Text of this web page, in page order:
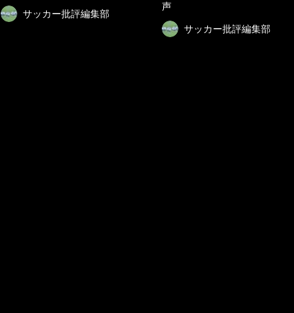
サッカー批評編集部
声
サッカー批評編集部